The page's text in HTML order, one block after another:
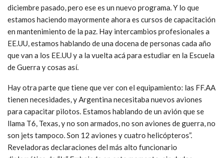
diciembre pasado, pero ese es un nuevo programa. Y lo que
estamos haciendo mayormente ahora es cursos de capacitación
en mantenimiento de la paz. Hay intercambios profesionales a
EE.UU, estamos hablando de una docena de personas cada año
que van a los EE.UU y a la vuelta acá para estudiar en la Escuela
de Guerra y cosas así.
Hay otra parte que tiene que ver con el equipamiento: las FF.AA
tienen necesidades, y Argentina necesitaba nuevos aviones
para capacitar pilotos. Estamos hablando de un avión que se
llama T6, Texas, y no son armados, no son aviones de guerra, no
son jets tampoco. Son 12 aviones y cuatro helicópteros”.
Reveladoras declaraciones del más alto funcionario